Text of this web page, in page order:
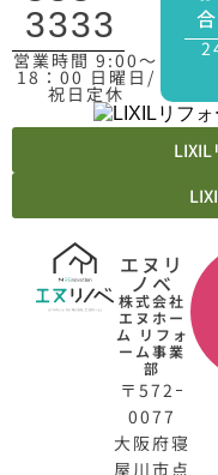
3333
営業時間 9:00〜
18：00 日曜日/
祝日定休
LIXIL
エヌリ
ノベ
株式会社
エヌホー
ム リフォ
ーム事業
部
〒572ｰ
0077
大阪府寝
屋川市点